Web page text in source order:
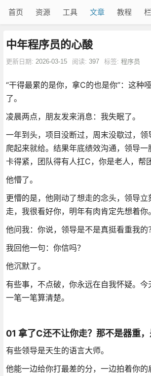
首页 资源 工具 文章 教程
中年程序员的心酸
更新日期: 2026-03-15 阅读: 397 标签: 程序员
“干得最累的是你，拿C的也是你”：这种
了。
凌晨两点，朋友发来消息：我失眠了。
一年到头，项目没断过，周末没歇过，
爬起来就给。结果年底绩效沟通，领导一
卡得紧，团队得有人扛C，你是老人，帮
他懵了。
更懵的是，他刚动了想走的念头，领导立
走，我很看好你，明年有肉肯定先想着你
他问我：你说，领导是不是真挺看重我的
我回他一句：你信吗？
他沉默了。
有些事，不点破，你永远在自我怀疑。今
一笔一笔算清楚。
01 拿了C还不让你走？那不是器重
有些领导是天生的语言大师。
他能一边给你打最差的分，一边拍着你的